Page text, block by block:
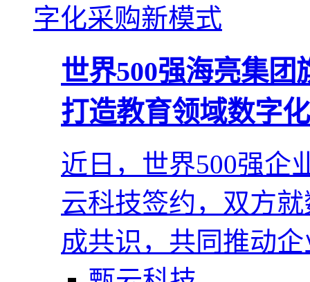
世界500强海亮集
打造教育领域数字
近日，世界500强企
云科技签约，双方
成共识，共同推动